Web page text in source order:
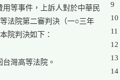
用等事件，上訴人對於中華民
法院第二審判決（一○三年
院判決如下：
灣高等法院。
9
10
11
12
13
14